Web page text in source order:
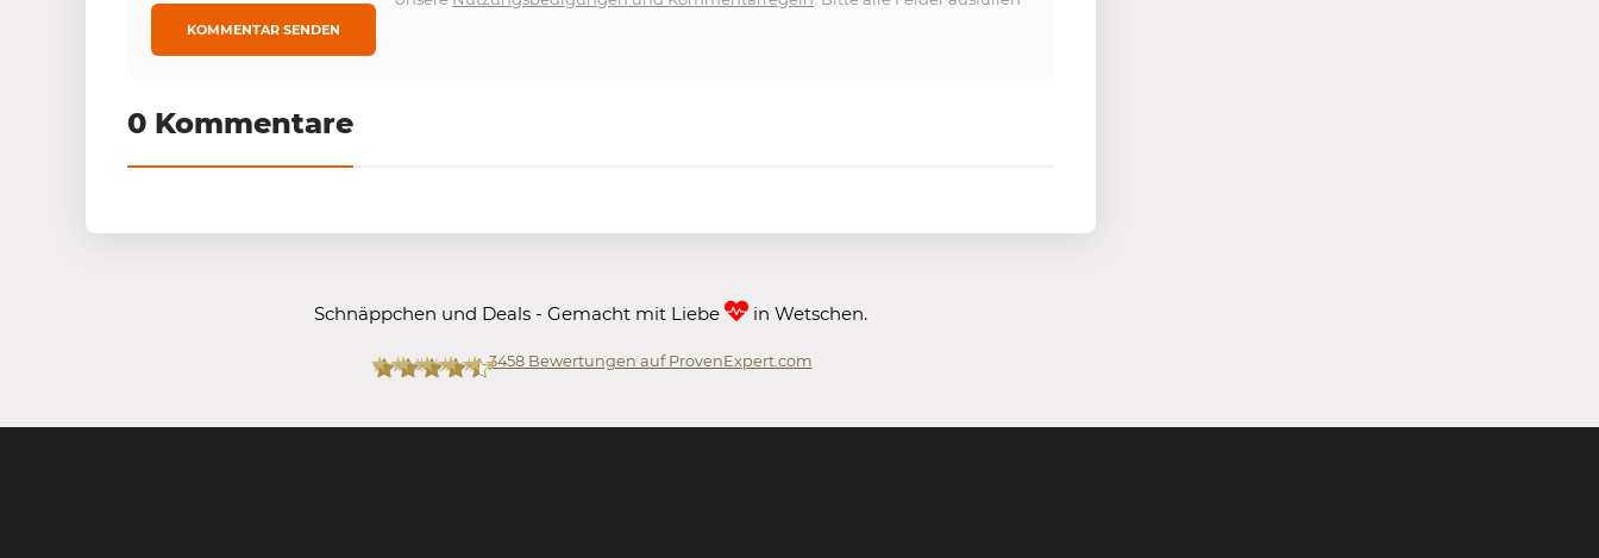
0 Kommentare
Schnäppchen und Deals - Gemacht mit Liebe in Wetschen.
3458Bewertungen auf ProvenExpert.com